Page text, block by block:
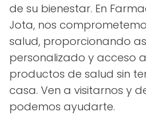
de su bienestar. En
Jota, nos
salud, proporcionando
personalizado y acceso
productos de salud sin
casa. Ven a visitarnos y
podemos ayudarte.